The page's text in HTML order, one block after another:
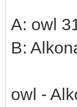
A: owl
B:
owl -